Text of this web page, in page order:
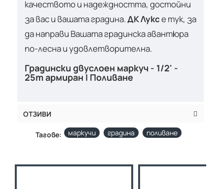
качеството и надеждността, достойни
за вас и вашата градина.ДК Луксе тук, за
да направи Вашата градинска авантюра
по-лесна и удовлетворителна.
Градински двуслоен маркуч - 1/2' -
25m армиран | Поливане
ОТЗИВИ
Тагове: маркучи градина поливане